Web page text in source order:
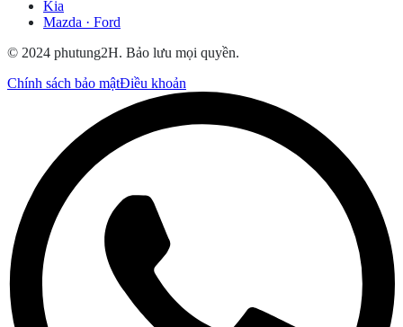
Kia
Mazda · Ford
© 2024 phutung2H. Bảo lưu mọi quyền.
Chính sách bảo mậtĐiều khoản